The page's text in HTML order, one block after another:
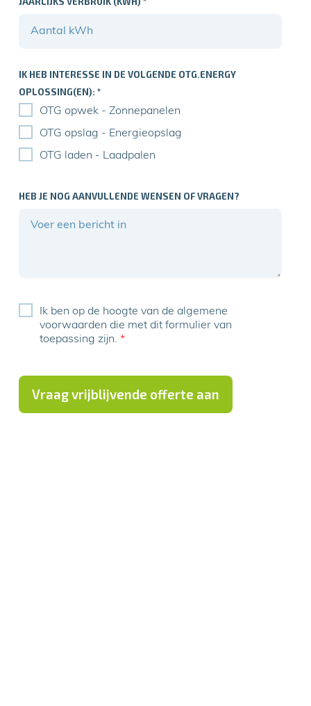
IK HEB INTERESSE IN DE VOLGENDE OTG.ENERGY
OPLOSSING(EN): *
OTG opwek - Zonnepanelen
OTG opslag - Energieopslag
OTG laden - Laadpalen
HEB JE NOG AANVULLENDE WENSEN OF VRAGEN?
Ik ben op de hoogte van dealgemene
voorwaarden die met dit formulier van
toepassing zijn.*
Vraag vrijblijvende offerte aan